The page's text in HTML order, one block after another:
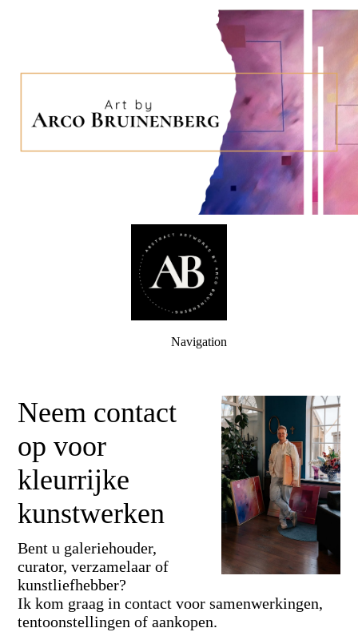
Navigation
Neem contact
op voor
kleurrijke
kunstwerken
Bent u galeriehouder,
curator, verzamelaar of
kunstliefhebber?
Ik kom graag in contact voor samenwerkingen,
tentoonstellingen of aankopen.